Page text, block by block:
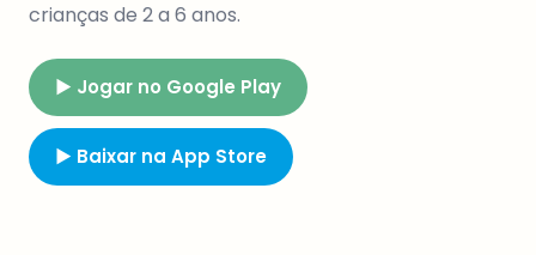
crianças de 2 a 6 anos.
▶ Jogar no Google Play
▶ Baixar na App Store